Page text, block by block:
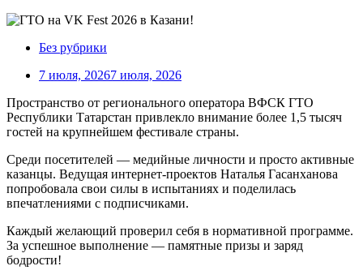
Без рубрики
7 июля, 20267 июля, 2026
Пространство от регионального оператора ВФСК ГТО
Республики Татарстан привлекло внимание более 1,5 тысяч
гостей на крупнейшем фестивале страны.
Среди посетителей — медийные личности и просто активные
казанцы. Ведущая интернет-проектов Наталья Гасанханова
попробовала свои силы в испытаниях и поделилась
впечатлениями с подписчиками.
Каждый желающий проверил себя в нормативной программе.
За успешное выполнение — памятные призы и заряд
бодрости!